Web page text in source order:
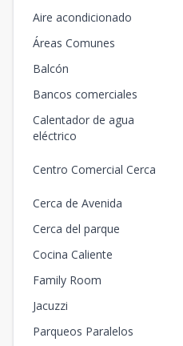
Aire acondicionado
Áreas Comunes
Balcón
Bancos comerciales
Calentador de agua
eléctrico
Centro Comercial Cerca
Cerca de Avenida
Cerca del parque
Cocina Caliente
Family Room
Jacuzzi
Parqueos Paralelos